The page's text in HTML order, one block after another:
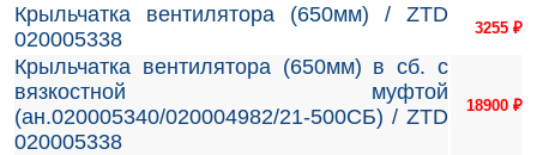
Крыльчатка вентилятора (650мм) / ZTD
020005338
3255 ₽
Крыльчатка вентилятора (650мм) в сб. с
вязкостной муфтой
(ан.020005340/020004982/21-500СБ) / ZTD
020005338
18900 ₽